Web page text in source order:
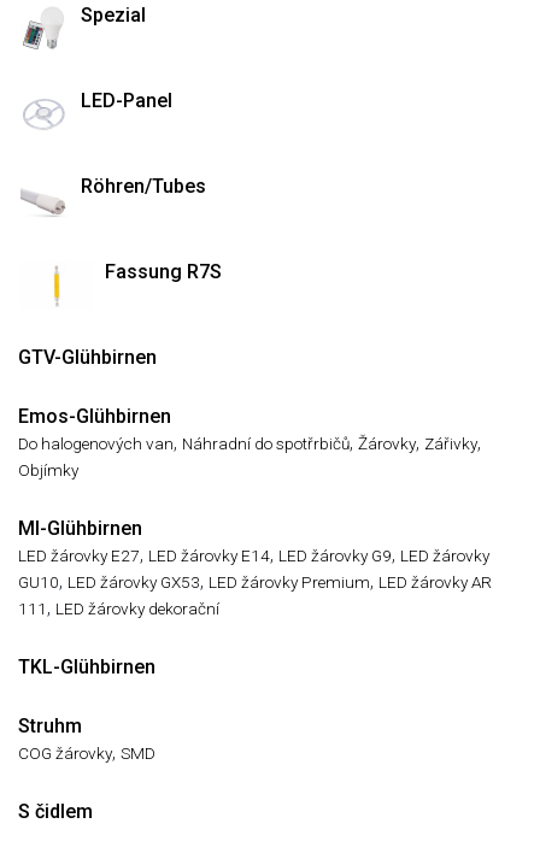
Spezial
LED-Panel
Röhren/Tubes
Fassung R7S
GTV-Glühbirnen
Emos-Glühbirnen
Do halogenových van, Náhradní do spotřrbičů, Žárovky, Zářivky,
Objímky
MI-Glühbirnen
LED žárovky E27, LED žárovky E14, LED žárovky G9, LED žárovky
GU10, LED žárovky GX53, LED žárovky Premium, LED žárovky AR
111 , LED žárovky dekorační
TKL-Glühbirnen
Struhm
COG žárovky, SMD
S čidlem